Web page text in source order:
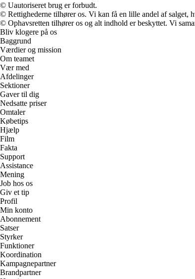
© Uautoriseret brug er forbudt.
© Rettighederne tilhører os. Vi kan få en lille andel af salget,
© Ophavsretten tilhører os og alt indhold er beskyttet. Vi
Bliv klogere på os
Baggrund
Værdier og mission
Om teamet
Vær med
Afdelinger
Sektioner
Gaver til dig
Nedsatte priser
Omtaler
Købetips
Hjælp
Film
Fakta
Support
Assistance
Mening
Job hos os
Giv et tip
Profil
Min konto
Abonnement
Satser
Styrker
Funktioner
Koordination
Kampagnepartner
Brandpartner